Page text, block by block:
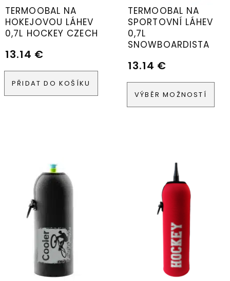
TERMOOBAL NA
HOKEJOVOU LÁHEV
0,7L HOCKEY CZECH
13.14 €
PŘIDAT DO KOŠÍKU
TERMOOBAL NA
SPORTOVNÍ LÁHEV
0,7L
SNOWBOARDISTA
13.14 €
VÝBĚR MOŽNOSTÍ